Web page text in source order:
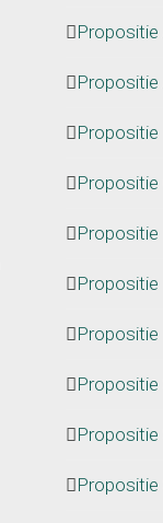
Propositie
Propositie
Propositie
Propositie